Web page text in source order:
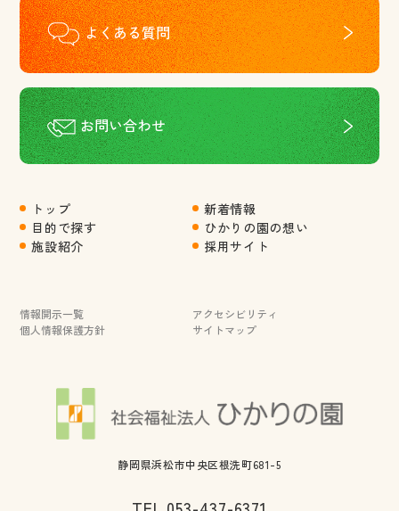
静岡県浜松市中央区根洗町681-5
トップ
新着情報
目的で探す
ひかりの園の想い
施設紹介
採用サイト
情報開示一覧
アクセシビリティ
個人情報保護方針
サイトマップ
よくある質問
お問い合わせ